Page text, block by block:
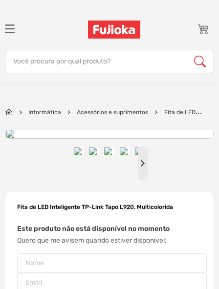
Você procura por qual produto?
Informática Acessórios e suprimentos
Fita de LED
Fita de LED Inteligente TP-Link Tapo L920, Multicolorida
Este produto não está disponível no momento
Quero que me avisem quando estiver disponível
TERMOS MAIS BUSCADOS
1º
notebook
5 º
jbl
7
ar condicionado
impressora
caixa som